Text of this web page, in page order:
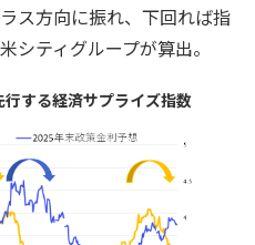
ス方向に振れ、下回れば指
シティグループが算出。
行する経済サプライズ指数